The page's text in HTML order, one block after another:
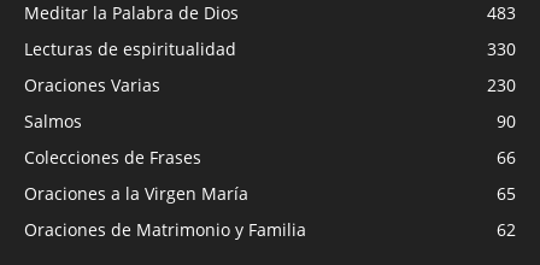
Meditar la Palabra de Dios
483
Lecturas de espiritualidad
330
Oraciones Varias
230
Salmos
90
Colecciones de Frases
66
Oraciones a la Virgen María
65
Oraciones de Matrimonio y Familia
62